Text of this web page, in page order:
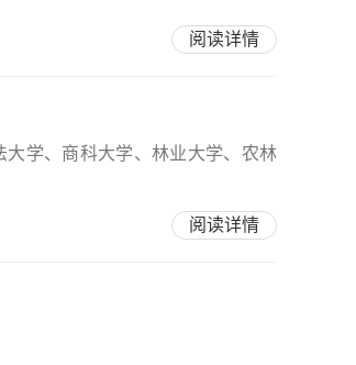
阅读详情
学、商科大学、林业大学、农林
阅读详情